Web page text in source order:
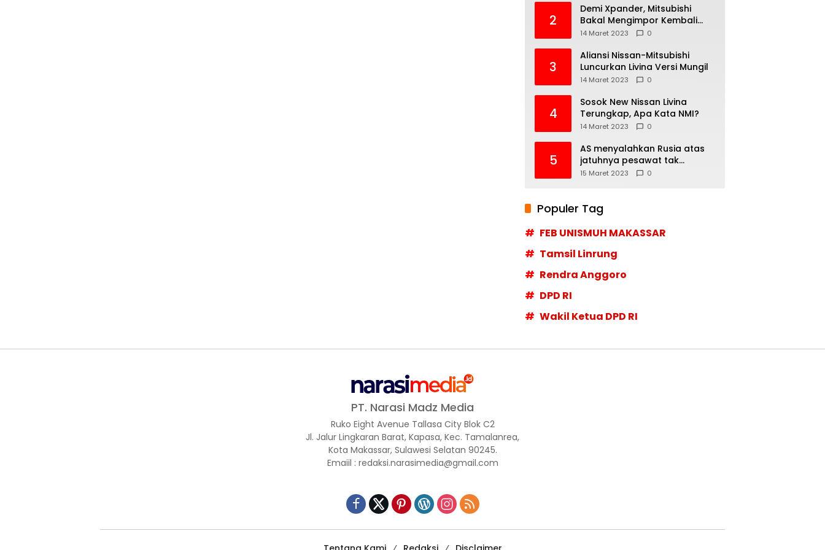
2
Demi Xpander, Mitsubishi
Bakal Mengimpor Kembali
Pajero Sport
14 Maret 2023 0
3
Aliansi Nissan-Mitsubishi
Luncurkan Livina Versi Mungil
14 Maret 2023 0
4
Sosok New Nissan Livina
Terungkap, Apa Kata NMI?
14 Maret 2023 0
5
AS menyalahkan Rusia atas
jatuhnya pesawat tak
berawak di Laut Hitam,
15 Maret 2023 0
Populer Tag
FEB UNISMUH MAKASSAR
Tamsil Linrung
Rendra Anggoro
DPD RI
Wakil Ketua DPD RI
PT. Narasi Madz Media
Ruko Eight Avenue Tallasa City Blok C2
Jl. Jalur Lingkaran Barat, Kapasa, Kec. Tamalanrea,
Kota Makassar, Sulawesi Selatan 90245.
Emaiil : redaksi.narasimedia@gmail.com